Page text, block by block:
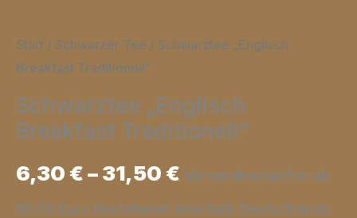
Start / Schwarzer Tee / Schwarztee „Englisch
Breakfast Traditionell“
Schwarztee „Englisch
Breakfast Traditionell“
6,30€–31,50€ Versandkostenfrei ab
80,00 Euro Bestellwert innerhalb Deutschlands.